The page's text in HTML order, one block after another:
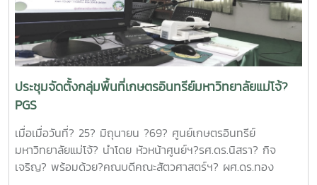
การดำเนินงานของมหาวิทยาลัยแม่โจ้ในช่วงปีงบประมาณ 2563
– 2568 และการนำเสนอความก้าวหน้าโครงการวิจัยที่ได้รับการ
สนับสนุนทุนจากหน่วยบริหารและจัดการทุนด้านการเพิ่มความ
สามารถในการแข่งขัน ณ ห้องประชุมรวงผึ้ง ชั้น 5 สำนัก
มหาวิทยาลัย มหาวิทยาลัยแม่โจ้ซึ่งการนำเสนอความก้าวหน้า
โครงการวิจัยที่ได้รับการสนับสนุนทุนจากหน่วยบริหารและจัดการ
ทุนด้านการเพิ่มความสามารถในการแข่งขัน จำนวน 6 โครงการ
ดังนี้1.โครงการ "กลยุทธ์การตลาดการท่องเที่ยวคาร์บอนสุทธิเป็น
ศูนย์สำหรับนักท่องเที่ยวเชิงอาสาสมัครในพื้นที่ภาคเหนือตอนบน"
โดย ดร.กาญจนา สมมิตร หัวหน้าโครงการ2.โครงการ "การ
ประชุมจัดตั้งกลุ่มพื้นที่เกษตรอินทรีย์มหาวิทยาลัยแม่โจ้?
PGS
เมื่อเมื่อวันที่? 25? มิถุนายน ?69? ศูนย์เกษตรอินทรีย์
มหาวิทยาลัยแม่โจ้? นำโดย หัวหน้าศูนย์ฯ?รศ.ดร.นิสรา? กิจ
เจริญ? พร้อมด้วย?คณบดีคณะสัตวศาสตร์ฯ? ผศ.ดร.ทอง